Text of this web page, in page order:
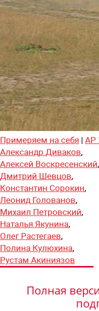
Примеряем на себя | АР
Александр Диваков,
Алексей Воскресенский,
Дмитрий Шевцов,
Константин Сорокин,
Леонид Голованов,
Михаил Петровский,
Наталья Якунина,
Олег Растегаев,
Полина Кулюхина,
Рустам Акиниязов
Полная